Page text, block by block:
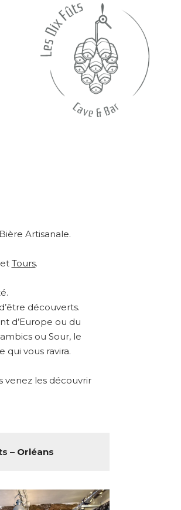
Artisanale.
Tours.
découverts.
d’Europe ou du
ou Sour, le
vous ravira.
venez les découvrir
– Orléans